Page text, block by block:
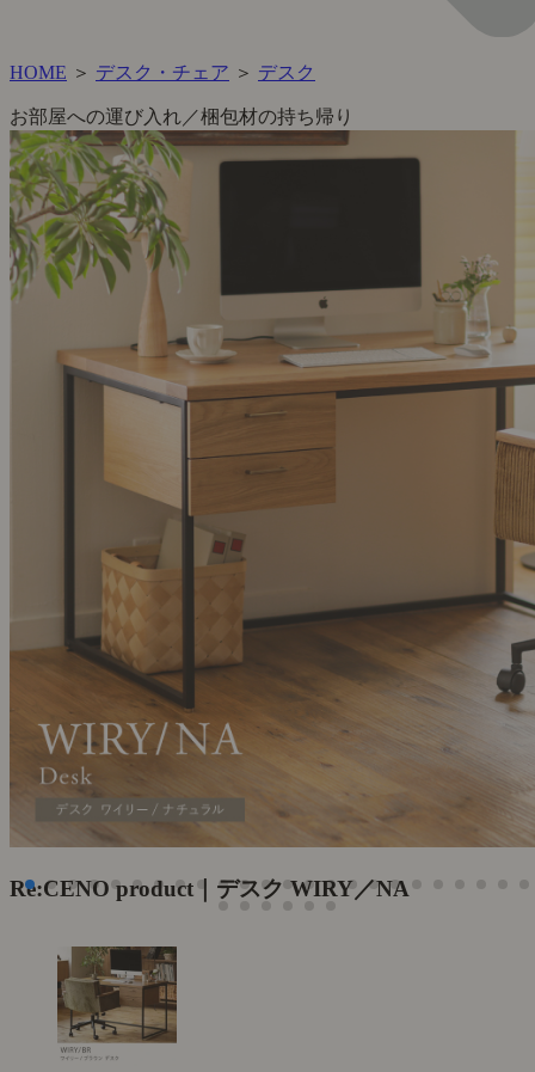
HOME ＞ デスク・チェア ＞ デスク
お部屋への運び入れ／梱包材の持ち帰り
Re:CENO product｜デスク WIRY／NA